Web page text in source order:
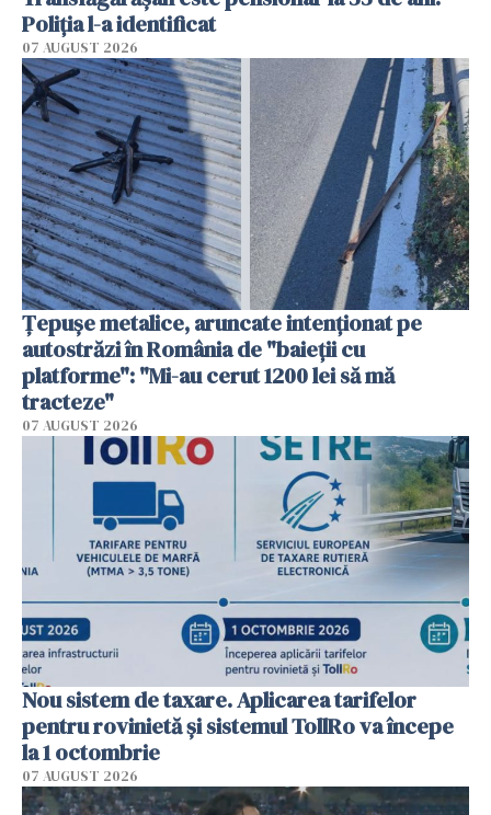
Poliția l-a identificat
07 AUGUST 2026
Țepușe metalice, aruncate intenționat pe
autostrăzi în România de "baieții cu
platforme": "Mi-au cerut 1200 lei să mă
tracteze"
07 AUGUST 2026
Nou sistem de taxare. Aplicarea tarifelor
pentru rovinietă şi sistemul TollRo va începe
la 1 octombrie
07 AUGUST 2026